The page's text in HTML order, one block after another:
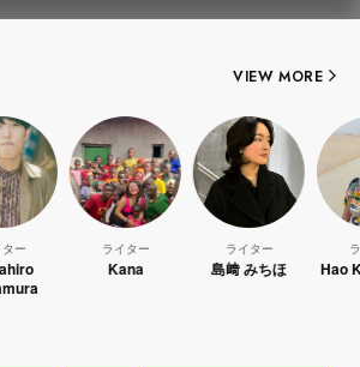
VIEW MORE
ライター
Kana
ライター
島﨑 みちほ
ライター
Hao Kanayama